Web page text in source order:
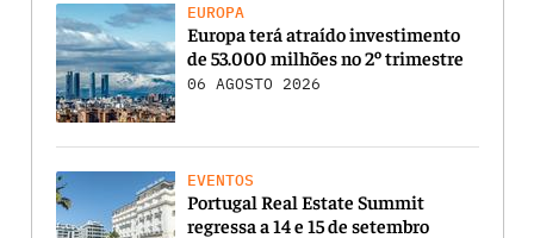
EUROPA
Europa terá atraído investimento
de 53.000 milhões no 2º trimestre
06 AGOSTO 2026
EVENTOS
Portugal Real Estate Summit
regressa a 14 e 15 de setembro